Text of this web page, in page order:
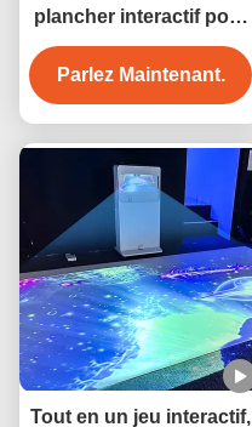
plancher interactif pour
parc d'attractions
Parlez Maintenant.
Tout en un jeu interactif,